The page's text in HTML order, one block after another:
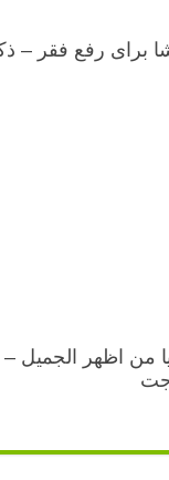
برای رفع فقر –
من اظهر الجمیل –